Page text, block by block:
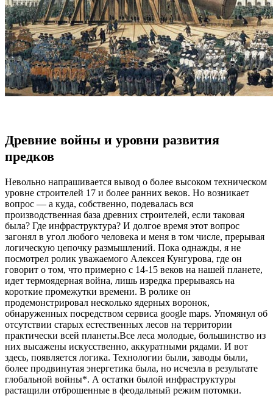
Древние войны и уровни развития
предков
Невольно напрашивается вывод о более высоком техническом
уровне строителей 17 и более ранних веков. Но возникает
вопрос — а куда, собственно, подевалась вся
производственная база древних строителей, если таковая
была? Где инфраструктура? И долгое время этот вопрос
загонял в угол любого человека и меня в том числе, прерывая
логическую цепочку размышлений. Пока однажды, я не
посмотрел ролик уважаемого Алексея Кунгурова, где он
говорит о том, что примерно с 14-15 веков на нашей планете,
идет термоядерная война, лишь изредка прерываясь на
короткие промежутки времени. В ролике он
продемонстрировал несколько ядерных воронок,
обнаруженных посредством сервиса google maps. Упомянул об
отсутствии старых естественных лесов на территории
практически всей планеты.Все леса молодые, большинство из
них высажены искусственно, аккуратными рядами. И вот
здесь, появляется логика. Технологии были, заводы были,
более продвинутая энергетика была, но исчезла в результате
глобальной войны*. А остатки былой инфраструктуры
растащили отброшенные в феодальный режим потомки.